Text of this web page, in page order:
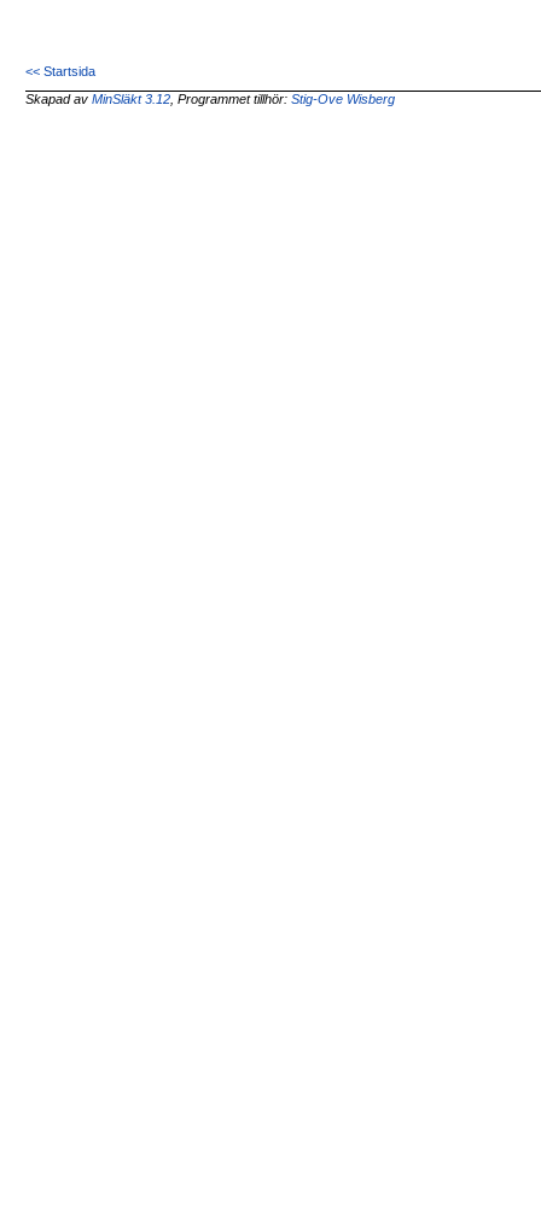
<< Startsida
Skapad avMinSläkt 3.12 , Programmet tillhör:Stig-Ove Wisberg